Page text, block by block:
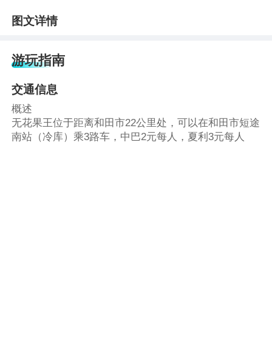
图文详情
游玩指南
交通信息
概述
无花果王位于距离和田市22公里处，可以在和田市短途
南站（冷库）乘3路车，中巴2元每人，夏利3元每人